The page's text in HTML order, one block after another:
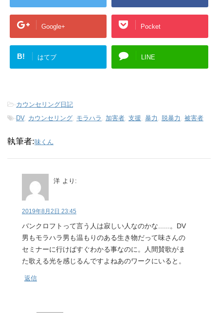
Google+ Pocket
B! はてブ LINE
-カウンセリング日記
-DV, カウンセリング, モラハラ , 加害者, 支援, 暴力 , 脱暴力 , 被害者
執筆者:味くん
洋 より:
2019年8月2日 23:45
バンクロフトって言う人は寂しい人なのかな......。DV
男もモラハラ男も温もりのある生き物だって味さんの
セミナーに行けばすぐわかる事なのに。人間賛歌がま
た歌える光を感じるんですよねあのワークにいると。
返信